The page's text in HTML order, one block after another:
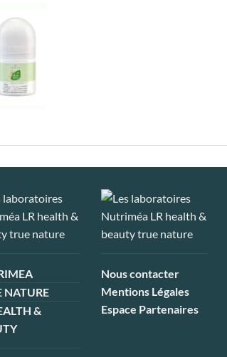
NATURE
&
Nous contacter
Mentions Légales
Espace Partenaires